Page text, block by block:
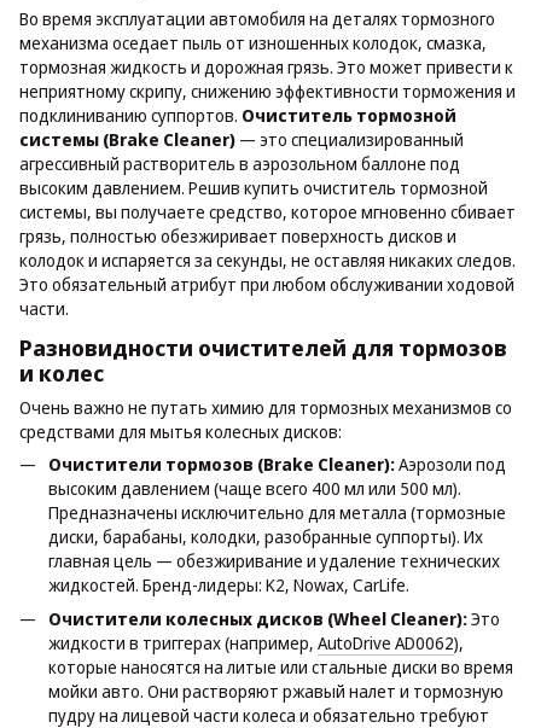
Во время эксплуатации автомобиля на деталях тормозного
механизма оседает пыль от изношенных колодок, смазка,
тормозная жидкость и дорожная грязь. Это может привести к
неприятному скрипу, снижению эффективности торможения и
подклиниванию суппортов. Очиститель тормозной
системы (Brake Cleaner) — это специализированный
агрессивный растворитель в аэрозольном баллоне под
высоким давлением. Решив купить очиститель тормозной
системы, вы получаете средство, которое мгновенно сбивает
грязь, полностью обезжиривает поверхность дисков и
колодок и испаряется за секунды, не оставляя никаких следов.
Это обязательный атрибут при любом обслуживании ходовой
части.
Разновидности очистителей для тормозов
и колес
Очень важно не путать химию для тормозных механизмов со
средствами для мытья колесных дисков:
Очистители тормозов (Brake Cleaner):Аэрозоли под
высоким давлением (чаще всего 400 мл или 500 мл).
Предназначены исключительно для металла (тормозные
диски, барабаны, колодки, разобранные суппорты). Их
главная цель — обезжиривание и удаление технических
жидкостей. Бренд-лидеры: K2, Nowax, CarLife.
Очистители колесных дисков (Wheel Cleaner):Это
жидкости в триггерах (например, AutoDrive AD0062),
которые наносятся на литые или стальные диски во время
мойки авто. Они растворяют ржавый налет и тормозную
пудру на лицевой части колеса и обязательно требуют